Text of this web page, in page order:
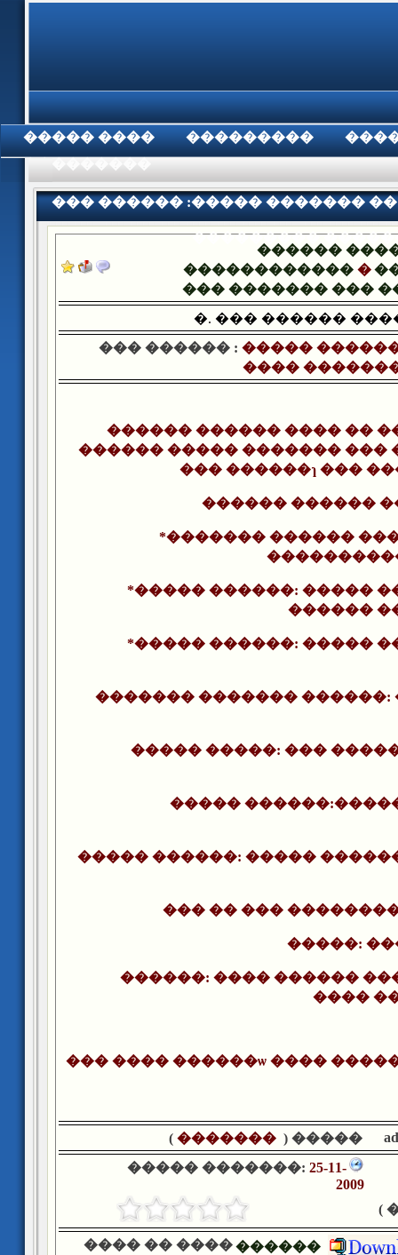
���� ����� ���������
��� ������ :����� �������
���������
������
�������������
��� ������� ���
�. ��� ������
��� ������ : �����
����
������ ������ ���� ��
������ ����� ������� ���
������ ������
*������� ������
*����� ������: �����
������
*����� ������: �����
������� ������� ������:
����� �����: ���
�����
����� ������: �����
��� �� ���
�����:
������: ���� ������
����
��� ���� ������ѡ ����
����� (
�������
)
����� �������: 25-11-
2009
���� �� ���� ������